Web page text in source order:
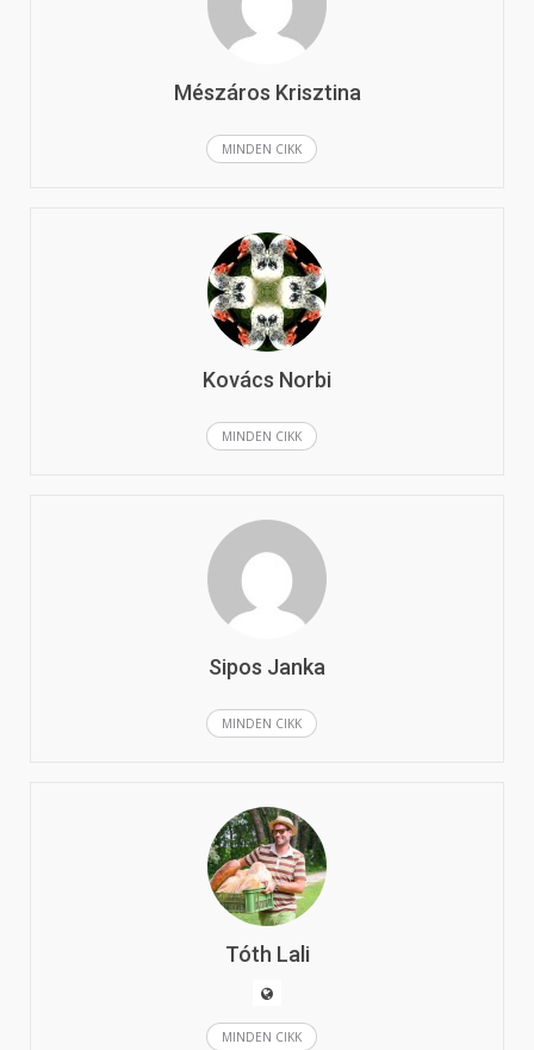
Mészáros Krisztina
MINDEN CIKK
Kovács Norbi
MINDEN CIKK
Sipos Janka
MINDEN CIKK
Tóth Lali
MINDEN CIKK